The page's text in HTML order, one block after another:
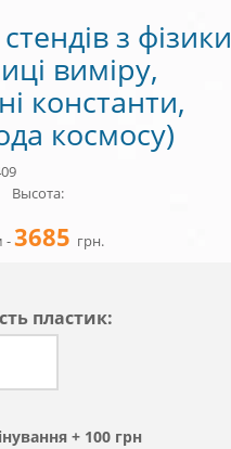
з фізики
виміру,
константи,
космосу)
Высота:
-3685 грн.
пластик:
+ 100 грн